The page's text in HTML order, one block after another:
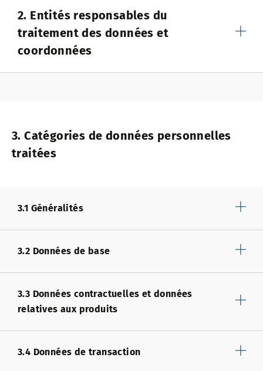
2. Entités responsables du
traitement des données et
coordonnées
3. Catégories de données personnelles
traitées
3.1 Généralités
3.2 Données de base
3.3 Données contractuelles et données
relatives aux produits
3.4 Données de transaction